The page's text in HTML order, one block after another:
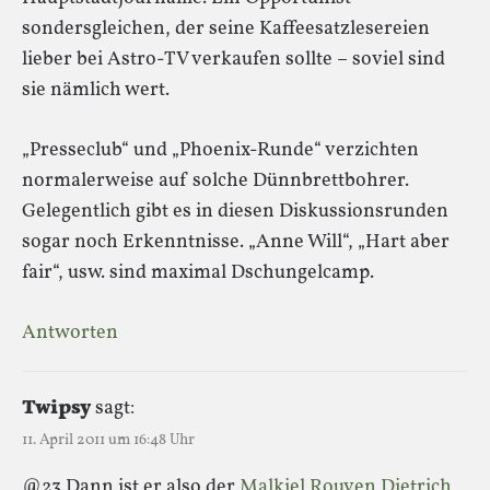
sondersgleichen, der seine Kaffeesatzlesereien
lieber bei Astro-TV verkaufen sollte – soviel sind
sie nämlich wert.
„Presseclub“ und „Phoenix-Runde“ verzichten
normalerweise auf solche Dünnbrettbohrer.
Gelegentlich gibt es in diesen Diskussionsrunden
sogar noch Erkenntnisse. „Anne Will“, „Hart aber
fair“, usw. sind maximal Dschungelcamp.
Antworten
Twipsysagt:
11. April 2011 um 16:48 Uhr